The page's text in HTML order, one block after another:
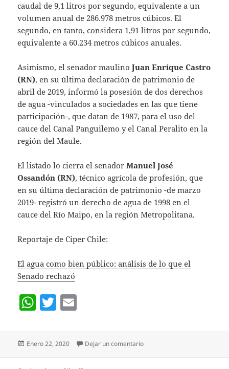
caudal de 9,1 litros por segundo, equivalente a un
volumen anual de 286.978 metros cúbicos. El
segundo, en tanto, considera 1,91 litros por segundo,
equivalente a 60.234 metros cúbicos anuales.
Asimismo, el senador maulinoJuan Enrique Castro
(RN), en su última declaración de patrimonio de
abril de 2019, informó la posesión de dos derechos
de agua -vinculados a sociedades en las que tiene
participación-, que datan de 1987, para el uso del
cauce del Canal Panguilemo y el Canal Peralito en la
región del Maule.
El listado lo cierra el senadorManuel José
Ossandón (RN), técnico agrícola de profesión, que
en su última declaración de patrimonio -de marzo
2019- registró un derecho de agua de 1998 en el
cauce del Río Maipo, en la región Metropolitana.
Reportaje de Ciper Chile:
El agua como bien público: análisis de lo que el
Senado rechazó
W
s
T
er l
Publicado
Enero 22, 2020 Dejar un comentarioen CUANDO 12 VOTOS EN